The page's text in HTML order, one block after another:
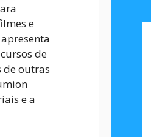
e
de
de outras
e a